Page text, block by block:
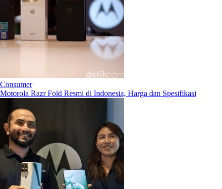
Consumer
Motorola Razr Fold Resmi di Indonesia, Harga dan Spesifikasi